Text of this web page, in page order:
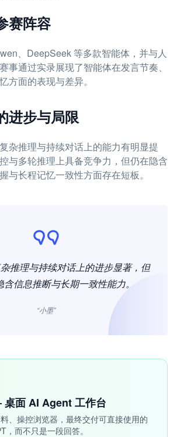
赛阵容
、DeepSeek 等多款智能体，并与人
事通过实录展现了智能体在发言节奏、
方面的表现与差异。
进步与局限
杂推理与持续对话上的能力有明显提
与多轮推理上具备竞争力，但仍在隐含
与长程记忆一致性方面存在短板。
推理与持续对话上的进步显著，但
信息推断与长期一致性能力。
“小墨”
面 AI Agent 工作台
、操控浏览器，最终交付可直接使用的
，而不只是一段回答。